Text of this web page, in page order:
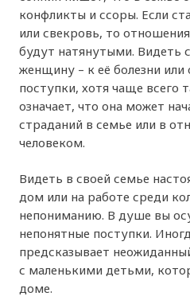
конфликты и ссоры. Если
или свекровь, то
будут натянутыми.
женщину – к её болезни
поступки, хотя чаще всего
означает, что она может
страданий в семье или в
человеком.
Видеть в своей семье
дом или на работе среди
непониманию. В душе вы
непонятные поступки.
предсказывает
с маленькими детьми,
доме.